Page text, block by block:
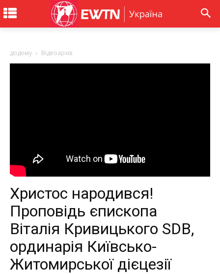
додому Відеоархів
Христос народився!
Проповідь єпископа
Віталія Кривицького SDB,
ординарія Київсько-
Житомирської дієцезії